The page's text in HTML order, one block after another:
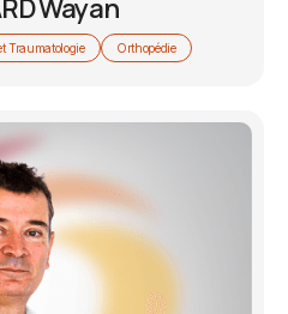
Wayan
Traumatologie Orthopédie